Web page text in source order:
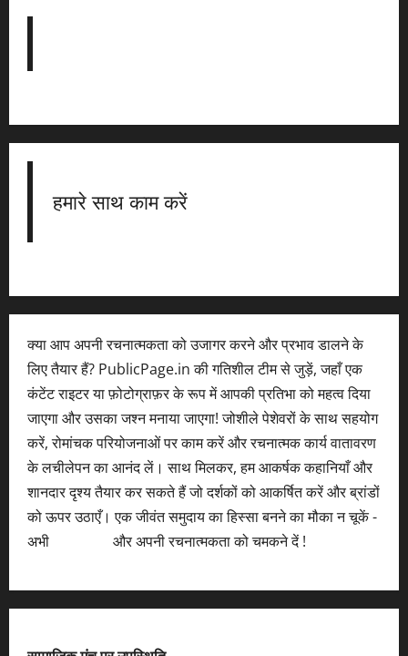
हमारे साथ काम करें
क्या आप अपनी रचनात्मकता को उजागर करने और प्रभाव डालने के
लिए तैयार हैं? PublicPage.in की गतिशील टीम से जुड़ें, जहाँ एक
कंटेंट राइटर या फ़ोटोग्राफ़र के रूप में आपकी प्रतिभा को महत्व दिया
जाएगा और उसका जश्न मनाया जाएगा! जोशीले पेशेवरों के साथ सहयोग
करें, रोमांचक परियोजनाओं पर काम करें और रचनात्मक कार्य वातावरण
के लचीलेपन का आनंद लें। साथ मिलकर, हम आकर्षक कहानियाँ और
शानदार दृश्य तैयार कर सकते हैं जो दर्शकों को आकर्षित करें और ब्रांडों
को ऊपर उठाएँ। एक जीवंत समुदाय का हिस्सा बनने का मौका न चूकें -
अभी
और अपनी रचनात्मकता को चमकने दें !